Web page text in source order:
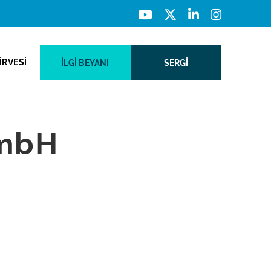
İLGI BEYANI SERGİ